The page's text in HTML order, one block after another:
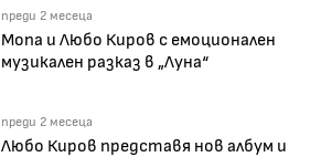
преди 2 месеца
Mona и Любо Киров с емоционален
музикален разказ в „Луна“
преди 2 месеца
Любо Киров представя нов албум и